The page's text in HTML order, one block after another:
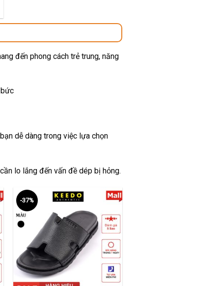
₫.
đến phong cách trẻ trung, năng
dễ dàng trong việc lựa chọn
lo lắng đến vấn đề dép bị hỏng.
-37%